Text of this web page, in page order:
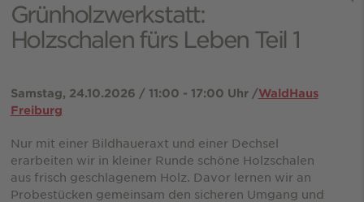
Grünholzwerkstatt:
Holzschalen fürs Leben Teil 1
Samstag, 24.10.2026 / 11:00 - 17:00 Uhr /WaldHaus
Freiburg
Nur mit einer Bildhaueraxt und einer Dechsel
erarbeiten wir in kleiner Runde schöne Holzschalen
aus frisch geschlagenem Holz. Davor lernen wir an
Probestücken gemeinsam den sicheren Umgang und